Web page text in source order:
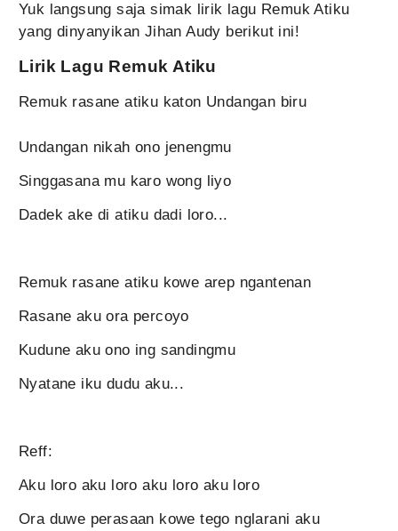
Yuk langsung saja simak lirik lagu Remuk Atiku
yang dinyanyikan Jihan Audy berikut ini!
Lirik Lagu Remuk Atiku
Remuk rasane atiku katon Undangan biru
Undangan nikah ono jenengmu
Singgasana mu karo wong liyo
Dadek ake di atiku dadi loro...
Remuk rasane atiku kowe arep ngantenan
Rasane aku ora percoyo
Kudune aku ono ing sandingmu
Nyatane iku dudu aku...
Reff:
Aku loro aku loro aku loro aku loro
Ora duwe perasaan kowe tego nglarani aku